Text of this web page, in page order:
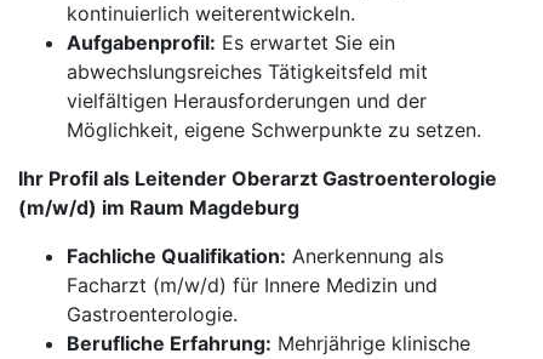
kontinuierlich weiterentwickeln.
Aufgabenprofil: Es erwartet Sie ein
abwechslungsreiches Tätigkeitsfeld mit
vielfältigen Herausforderungen und der
Möglichkeit, eigene Schwerpunkte zu setzen.
Ihr Profil als Leitender Oberarzt Gastroenterologie
(m/w/d) im Raum Magdeburg
Fachliche Qualifikation: Anerkennung als
Facharzt (m/w/d) für Innere Medizin und
Gastroenterologie.
​​​​​​​Berufliche Erfahrung: Mehrjährige klinische